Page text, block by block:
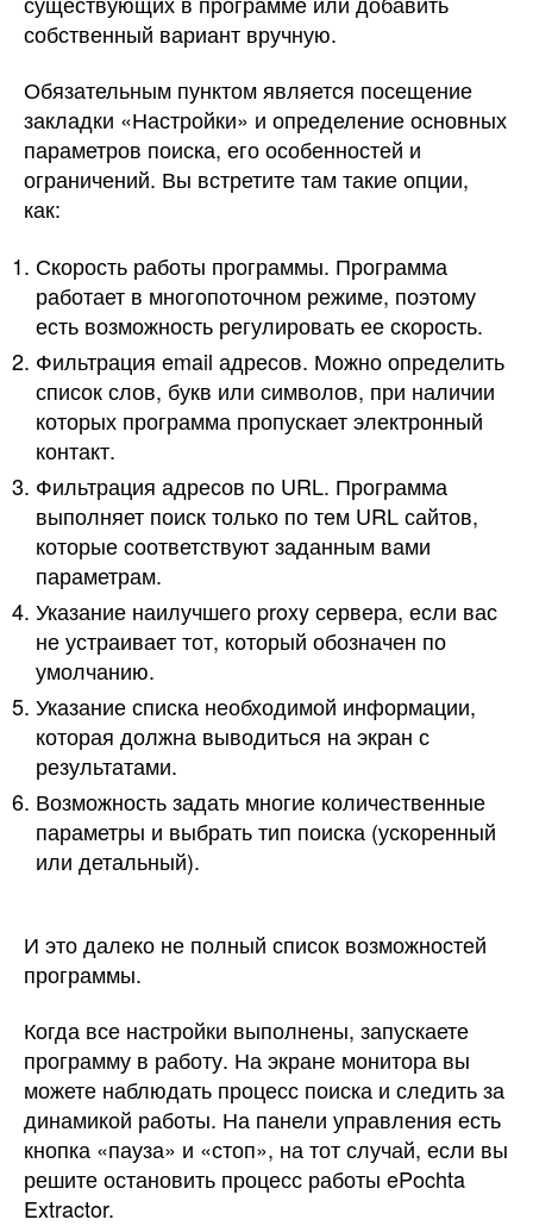
собственный вариант вручную.
Обязательным пунктом является посещение
закладки «Настройки» и определение основных
параметров поиска, его особенностей и
ограничений. Вы встретите там такие опции,
как:
Скорость работы программы. Программа
работает в многопоточном режиме, поэтому
есть возможность регулировать ее скорость.
Фильтрация email адресов. Можно определить
список слов, букв или символов, при наличии
которых программа пропускает электронный
контакт.
Фильтрация адресов по URL. Программа
выполняет поиск только по тем URL сайтов,
которые соответствуют заданным вами
параметрам.
Указание наилучшего proxy сервера, если вас
не устраивает тот, который обозначен по
умолчанию.
Указание списка необходимой информации,
которая должна выводиться на экран с
результатами.
Возможность задать многие количественные
параметры и выбрать тип поиска (ускоренный
или детальный).
И это далеко не полный список возможностей
программы.
Когда все настройки выполнены, запускаете
программу в работу. На экране монитора вы
можете наблюдать процесс поиска и следить за
динамикой работы. На панели управления есть
кнопка «пауза» и «стоп», на тот случай, если вы
решите остановить процесс работы ePochta
Extractor.